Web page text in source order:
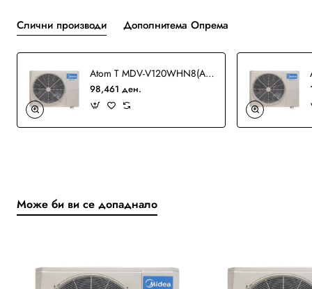
Слични производи Дополнитема Опрема
Atom T MDV-V120WHN8(At) VRF
98,461 ден.
Може би ви се допаднало